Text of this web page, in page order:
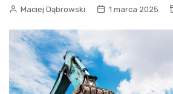
Maciej Dąbrowski 1 marca 2025